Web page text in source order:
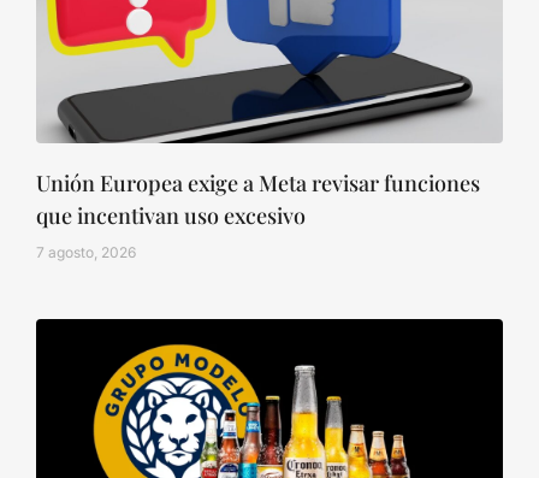
Unión Europea exige a Meta revisar funciones
que incentivan uso excesivo
7 agosto, 2026